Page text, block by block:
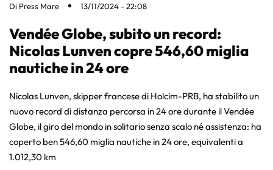
Di Press Mare 13/11/2024 - 22:08
Vendée Globe, subito un record:
Nicolas Lunven copre 546,60 miglia
nautiche in 24 ore
Nicolas Lunven, skipper francese di Holcim-PRB, ha stabilito un
nuovo record di distanza percorsa in 24 ore durante il Vendée
Globe, il giro del mondo in solitario senza scalo né assistenza: ha
coperto ben 546,60 miglia nautiche in 24 ore, equivalenti a
1.012,30 km